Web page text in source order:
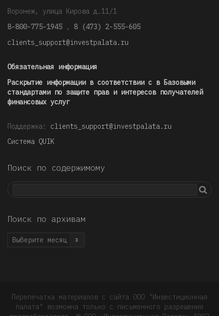
Воронеж, улица Кирова д.11/1
8-800-775-1945 , 8 (473) 2-555-605
clients_support@investpalata.ru
Обязательная информация
Раскрытие информации в соответствии с в Базовыми
стандартами по защите прав и интересов получателей
финансовых услуг
Поддержка: clients_support@investpalata.ru
Система QUIK
Поиск по содержимому
Поиск по архивам
Поиск
Перепечатка материалов с сайта ООО "Инвестиционная
палата" возможна только с письменного разрешения